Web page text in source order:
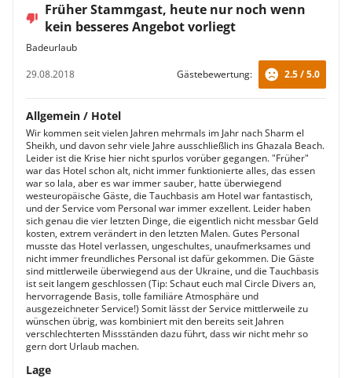
Früher Stammgast, heute nur noch wenn
kein besseres Angebot vorliegt
Badeurlaub
29.08.2018
Gästebewertung: 2.5 / 5.0
Allgemein / Hotel
Wir kommen seit vielen Jahren mehrmals im Jahr nach Sharm el
Sheikh, und davon sehr viele Jahre ausschließlich ins Ghazala Beach.
Leider ist die Krise hier nicht spurlos vorüber gegangen. "Früher"
war das Hotel schon alt, nicht immer funktionierte alles, das essen
war so lala, aber es war immer sauber, hatte überwiegend
westeuropäische Gäste, die Tauchbasis am Hotel war fantastisch,
und der Service vom Personal war immer exzellent. Leider haben
sich genau die vier letzten Dinge, die eigentlich nicht messbar Geld
kosten, extrem verändert in den letzten Malen. Gutes Personal
musste das Hotel verlassen, ungeschultes, unaufmerksames und
nicht immer freundliches Personal ist dafür gekommen. Die Gäste
sind mittlerweile überwiegend aus der Ukraine, und die Tauchbasis
ist seit langem geschlossen (Tip: Schaut euch mal Circle Divers an,
hervorragende Basis, tolle familiäre Atmosphäre und
ausgezeichneter Service!) Somit lässt der Service mittlerweile zu
wünschen übrig, was kombiniert mit den bereits seit Jahren
verschlechterten Missständen dazu führt, dass wir nicht mehr so
gern dort Urlaub machen.
Lage